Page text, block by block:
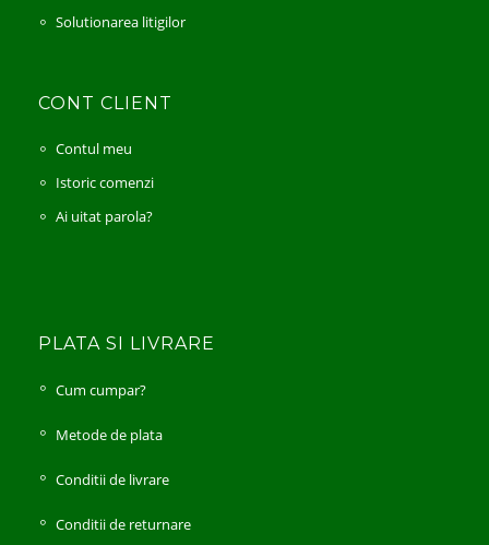
Solutionarea litigilor
CONT CLIENT
Contul meu
Istoric comenzi
Ai uitat parola?
PLATA SI LIVRARE
Cum cumpar?
Metode de plata
Conditii de livrare
Conditii de returnare